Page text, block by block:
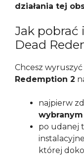
działania tej
Jak pobrać
Dead
Chcesz
Redemption 2
najpierw
po udanej
której